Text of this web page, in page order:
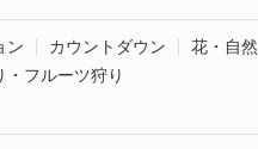
ン カウントダウン
花・自然
・フルーツ狩り